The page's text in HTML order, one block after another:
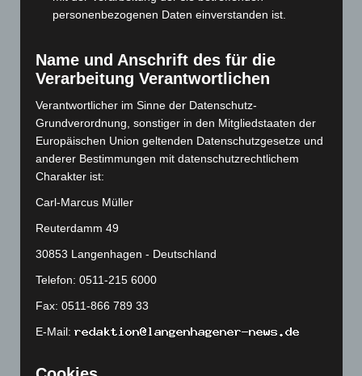
Mai 2023(139)
März 2023 (174)
Februar 2023(154)
Januar 2023(140)
Dezember 2022(130)
November 2022(167)
Oktober 2022(166)
September 2022(205)
August 2022(166)
Juli 2022 (133)
Juni 2022 (167)
Mai 2022(177)
April 2022(198)
personenbezogenen Daten einverstanden ist.
Name und Anschrift des für die
Verarbeitung Verantwortlichen
Verantwortlicher im Sinne der Datenschutz-
Grundverordnung, sonstiger in den Mitgliedstaaten der
Europäischen Union geltenden Datenschutzgesetze und
anderer Bestimmungen mit datenschutzrechtlichem
Charakter ist:
Carl-Marcus Müller
Reuterdamm 49
30853 Langenhagen - Deutschland
Telefon: 0511-215 6000
Fax: 0511-866 789 33
E-Mail: